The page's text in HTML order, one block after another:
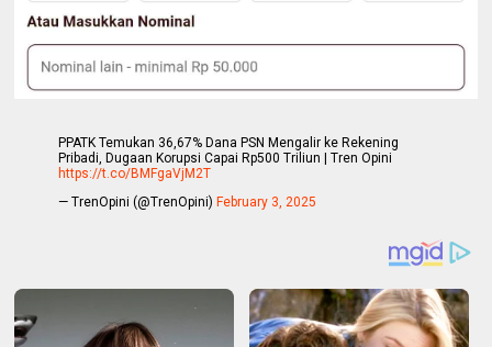
PPATK Temukan 36,67% Dana PSN Mengalir ke Rekening
Pribadi, Dugaan Korupsi Capai Rp500 Triliun | Tren Opini
https://t.co/BMFgaVjM2T
— TrenOpini (@TrenOpini) February 3, 2025